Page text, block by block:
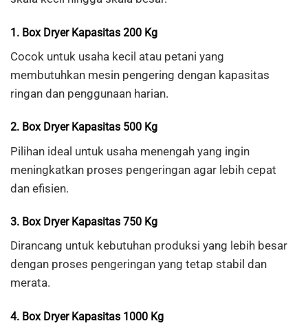
1. Box Dryer Kapasitas 200 Kg
Cocok untuk usaha kecil atau petani yang
membutuhkan mesin pengering dengan kapasitas
ringan dan penggunaan harian.
2. Box Dryer Kapasitas 500 Kg
Pilihan ideal untuk usaha menengah yang ingin
meningkatkan proses pengeringan agar lebih cepat
dan efisien.
3. Box Dryer Kapasitas 750 Kg
Dirancang untuk kebutuhan produksi yang lebih besar
dengan proses pengeringan yang tetap stabil dan
merata.
4. Box Dryer Kapasitas 1000 Kg